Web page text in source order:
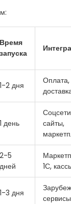
Время
запуска
1-2 дня
Оплата,
1 день
сайты,
2-5
дней
1С,
1-3 дня
сервисы